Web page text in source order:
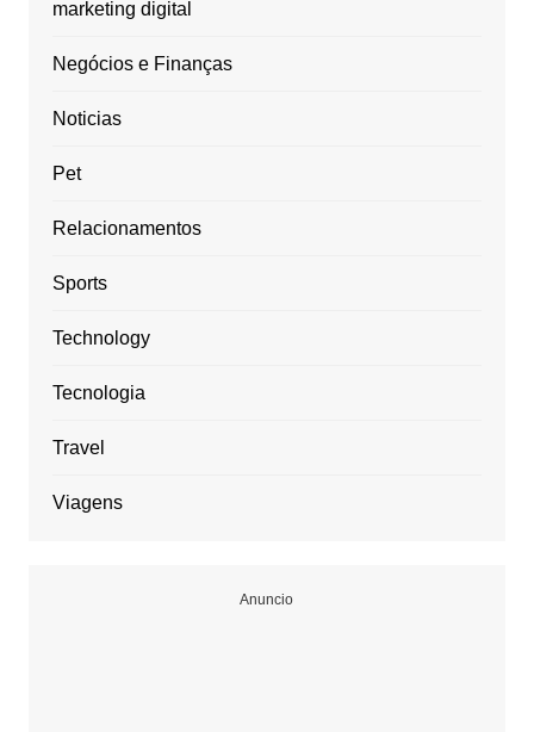
marketing digital
Negócios e Finanças
Noticias
Pet
Relacionamentos
Sports
Technology
Tecnologia
Travel
Viagens
Anuncio